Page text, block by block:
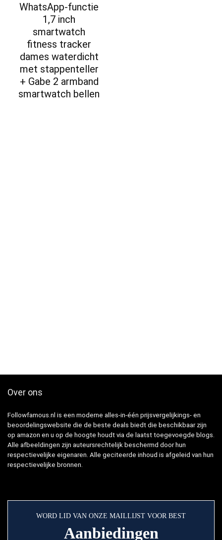
WhatsApp-functie
1,7 inch
smartwatch
fitness tracker
dames waterdicht
met stappenteller
+ Gabe 2 armband
smartwatch bellen
Over ons
Followfamous.nl is een moderne alles-in-één prijsvergelijkings- en
beoordelingswebsite die de beste deals biedt die beschikbaar zijn
op amazon en u op de hoogte houdt via de laatst toegevoegde blogs.
Alle afbeeldingen zijn auteursrechtelijk beschermd door hun
respectievelijke eigenaren. Alle geciteerde inhoud is afgeleid van hun
respectievelijke bronnen.
WORD LID VAN ONZE MAILLIJST VOOR BEST
Aanbiedingen